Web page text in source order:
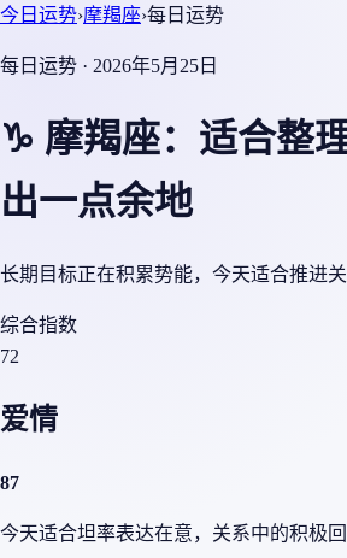
今日运势›摩羯座›每日运势
每日运势 · 2026年5月25日
♑ 摩羯座：适合整
出一点余地
长期目标正在积累势能，今天适合推进关
综合指数
72
爱情
87
今天适合坦率表达在意，关系中的积极回